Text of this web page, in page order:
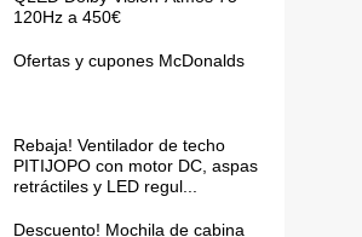
120Hz a 450€
Ofertas y cupones McDonalds
Rebaja! Ventilador de techo
PITIJOPO con motor DC, aspas
retráctiles y LED regul...
Descuento! Mochila de cabina